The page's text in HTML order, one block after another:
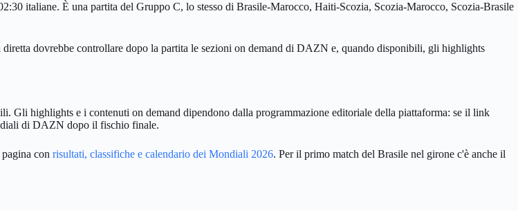
italiane. È una partita del Gruppo C, lo stesso di Brasile-Marocco, Haiti-Scozia, Scozia-Marocco, Scozia-Brasile
dovrebbe controllare dopo la partita le sezioni on demand di DAZN e, quando disponibili, gli highlights
highlights e i contenuti on demand dipendono dalla programmazione editoriale della piattaforma: se il link
di DAZN dopo il fischio finale.
pagina con risultati, classifiche e calendario dei Mondiali 2026. Per il primo match del Brasile nel girone c'è anche il